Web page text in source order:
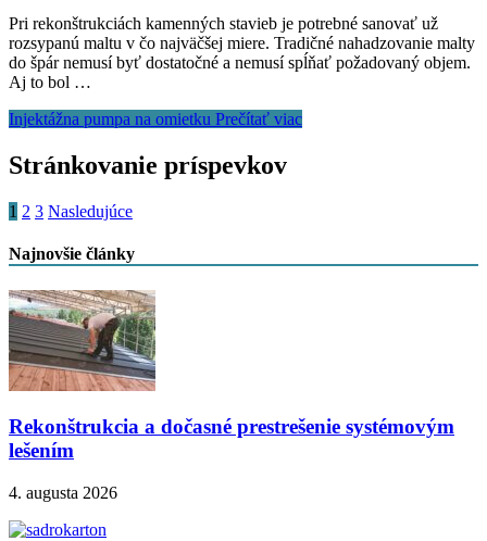
Pri rekonštrukciách kamenných stavieb je potrebné sanovať už
rozsypanú maltu v čo najväčšej miere. Tradičné nahadzovanie malty
do špár nemusí byť dostatočné a nemusí spĺňať požadovaný objem.
Aj to bol …
Injektážna pumpa na omietku Prečítať viac
Stránkovanie príspevkov
1 2 3 Nasledujúce
Najnovšie články
Rekonštrukcia a dočasné prestrešenie systémovým
lešením
4. augusta 2026